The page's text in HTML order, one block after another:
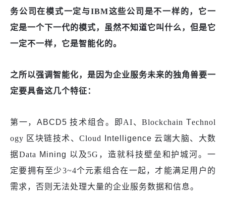
务公司在模式一定与IBM这些公司是不一样的，它一
定是一个下一代的模式，虽然不知道它叫什么，但是它
一定不一样，它是智能化的。
之所以强调智能化，是因为企业服务未来的独角兽要一
定要具备这几个特征 ：
第一， ABCD5 技术组合。即AI、Blockchain Technol
ogy 区块链技术、Cloud Intelligence 云端大脑、大数
据Data Mining 以及5G，造就科技壁垒和护城河。一
定要拥有至少3~4个元素组合在一起，才能满足用户的
需求，否则无法处理大量的企业服务数据和信息。